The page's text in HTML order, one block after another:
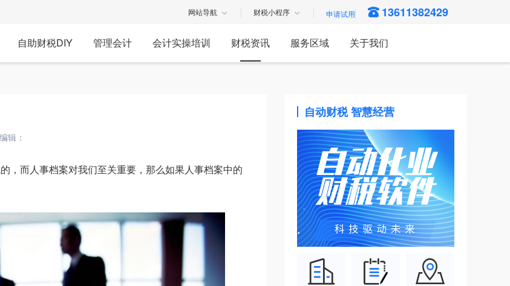
网站导航 财税小程序 13611382429
自助财税DIY 管理会计 会计实操培训 财税资讯 服务区域 关于我们
编辑：
，而人事档案对我们至关重要，那么如果人事档案中的
自动财税 智慧经营